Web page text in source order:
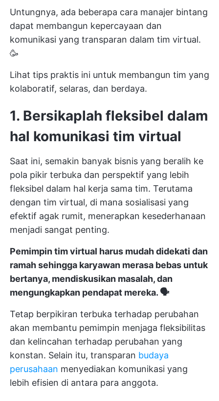
Untungnya, ada beberapa cara manajer bintang
dapat membangun kepercayaan dan
komunikasi yang transparan dalam tim virtual.
🥳
Lihat tips praktis ini untuk membangun tim yang
kolaboratif, selaras, dan berdaya.
1. Bersikaplah fleksibel dalam
hal komunikasi tim virtual
Saat ini, semakin banyak bisnis yang beralih ke
pola pikir terbuka dan perspektif yang lebih
fleksibel dalam hal kerja sama tim. Terutama
dengan tim virtual, di mana sosialisasi yang
efektif agak rumit, menerapkan kesederhanaan
menjadi sangat penting.
Pemimpin tim virtual harus mudah didekati dan
ramah sehingga karyawan merasa bebas untuk
bertanya, mendiskusikan masalah, dan
mengungkapkan pendapat mereka. 🗣️
Tetap berpikiran terbuka terhadap perubahan
akan membantu pemimpin menjaga fleksibilitas
dan kelincahan terhadap perubahan yang
konstan. Selain itu, transparan budaya
perusahaan menyediakan komunikasi yang
lebih efisien di antara para anggota.